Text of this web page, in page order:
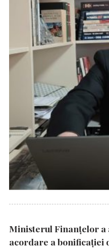
Ministerul Finanțelor a
acordare a bonificației